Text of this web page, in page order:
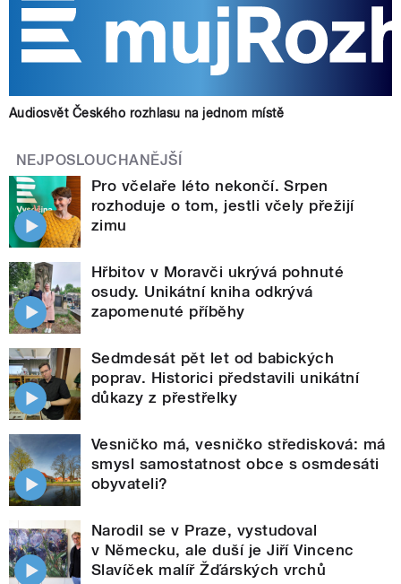
Audiosvět Českého rozhlasu na jednom místě
NEJPOSLOUCHANĚJŠÍ
Pro včelaře léto nekončí. Srpen
rozhoduje o tom, jestli včely přežijí
zimu
Hřbitov v Moravči ukrývá pohnuté
osudy. Unikátní kniha odkrývá
zapomenuté příběhy
Sedmdesát pět let od babických
poprav. Historici představili unikátní
důkazy z přestřelky
Vesničko má, vesničko středisková: má
smysl samostatnost obce s osmdesáti
obyvateli?
Narodil se v Praze, vystudoval
v Německu, ale duší je Jiří Vincenc
Slavíček malíř Žďárských vrchů